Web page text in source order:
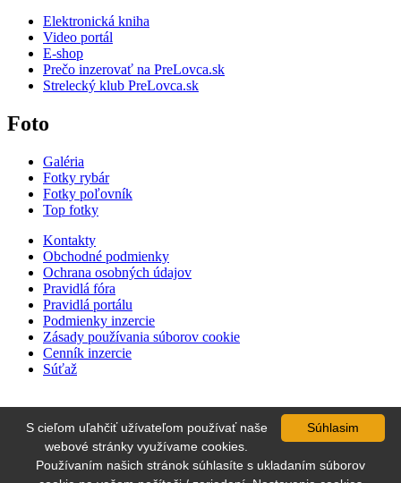
Elektronická kniha
Video portál
E-shop
Prečo inzerovať na PreLovca.sk
Strelecký klub PreLovca.sk
Foto
Galéria
Fotky rybár
Fotky poľovník
Top fotky
Kontakty
Obchodné podmienky
Ochrana osobných údajov
Pravidlá fóra
Pravidlá portálu
Podmienky inzercie
Zásady používania súborov cookie
Cenník inzercie
Súťaž
Súhlasim
S cieľom uľahčiť užívateľom používať naše
webové stránky využívame cookies.
Používaním našich stránok súhlasíte s ukladaním súborov